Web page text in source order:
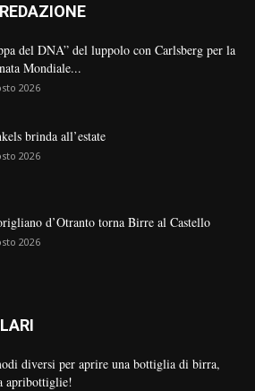
del DNA” del luppolo con Carlsberg per la
Mondiale...
2026
brinda all’estate
2026
d’Otranto torna Birre al Castello
2026
diversi per aprire una bottiglia di birra,
apribottiglie!